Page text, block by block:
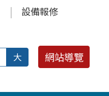
設備報修
大 網站導覽